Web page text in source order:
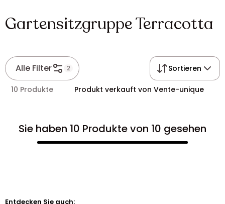
Gartensitzgruppe Terracotta
Alle Filter 2 Sortieren
10 Produkte Produkt verkauft von Vente-unique
Sie haben 10 Produkte von 10 gesehen
Entdecken Sie auch: